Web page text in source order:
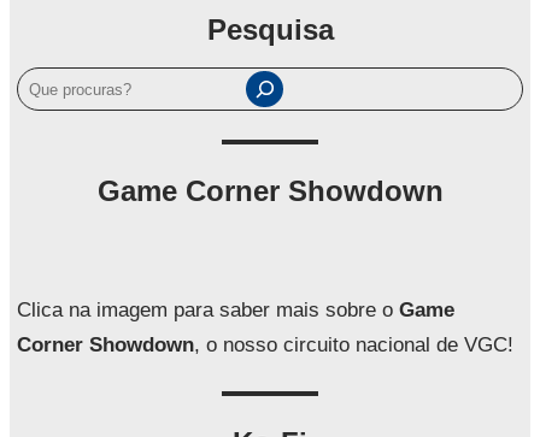
Pesquisa
P
e
a
Game Corner Showdown
Clica na imagem para saber mais sobre o Game
Corner Showdown, o nosso circuito nacional de VGC!